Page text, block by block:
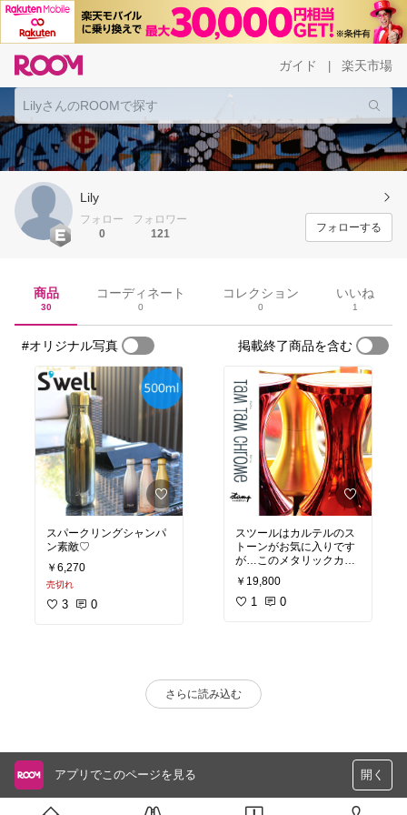
ガイド 楽天市場
Lily
フォロー
0
フォロワー
121
フォローする
商品
30
コーディネート
0
コレクション
0
いいね
1
#オリジナル写真 掲載終了商品を含む
スパークリングシャンパ
ン素敵♡
￥6,270
売切れ
3 0
スツールはカルテルのス
トーンがお気に入りです
が…このメタリックカラ
ーも捨てがたい…
￥19,800
1 0
さらに読み込む
アプリでこのページを見る 開く